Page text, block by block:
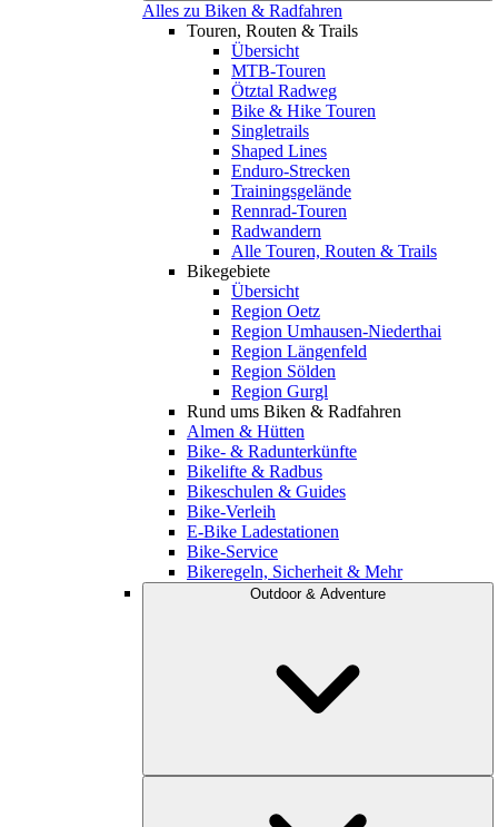
Alles zu Biken & Radfahren
Touren, Routen & Trails
Übersicht
MTB-Touren
Ötztal Radweg
Bike & Hike Touren
Singletrails
Shaped Lines
Enduro-Strecken
Trainingsgelände
Rennrad-Touren
Radwandern
Alle Touren, Routen & Trails
Bikegebiete
Übersicht
Region Oetz
Region Umhausen-Niederthai
Region Längenfeld
Region Sölden
Region Gurgl
Rund ums Biken & Radfahren
Almen & Hütten
Bike- & Radunterkünfte
Bikelifte & Radbus
Bikeschulen & Guides
Bike-Verleih
E-Bike Ladestationen
Bike-Service
Bikeregeln, Sicherheit & Mehr
Outdoor & Adventure